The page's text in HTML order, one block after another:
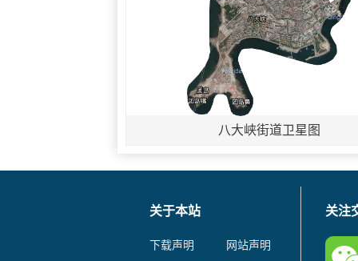
八大峡街道卫星图
关于本站
下载声明
网站声明
关注